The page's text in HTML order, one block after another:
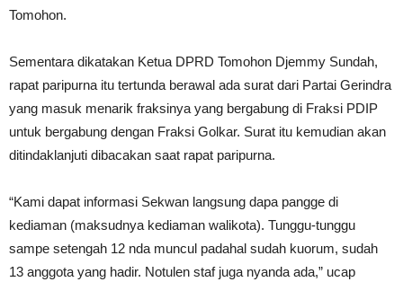
Tomohon.
Sementara dikatakan Ketua DPRD Tomohon Djemmy Sundah,
rapat paripurna itu tertunda berawal ada surat dari Partai Gerindra
yang masuk menarik fraksinya yang bergabung di Fraksi PDIP
untuk bergabung dengan Fraksi Golkar. Surat itu kemudian akan
ditindaklanjuti dibacakan saat rapat paripurna.
“Kami dapat informasi Sekwan langsung dapa pangge di
kediaman (maksudnya kediaman walikota). Tunggu-tunggu
sampe setengah 12 nda muncul padahal sudah kuorum, sudah
13 anggota yang hadir. Notulen staf juga nyanda ada,” ucap